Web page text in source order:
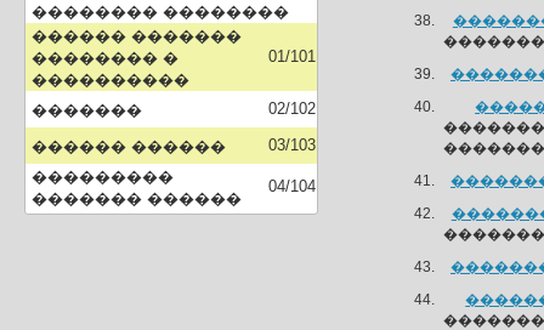
�������� ��������
������ �������
�������� �
����������
01/101
������� 02/102
������ ������
03/103
���������
������� ������
04/104